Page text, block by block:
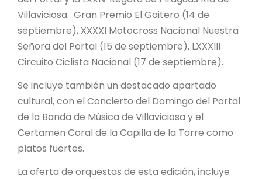
Villaviciosa. Gran Premio El Gaitero (14 de
septiembre), XXXXI Motocross Nacional Nuestra
Señora del Portal (15 de septiembre), LXXXIII
Circuito Ciclista Nacional (17 de septiembre).
Se incluye también un destacado apartado
cultural, con el Concierto del Domingo del Portal
de la Banda de Música de Villaviciosa y el
Certamen Coral de la Capilla de la Torre como
platos fuertes.
La oferta de orquestas de esta edición, incluye